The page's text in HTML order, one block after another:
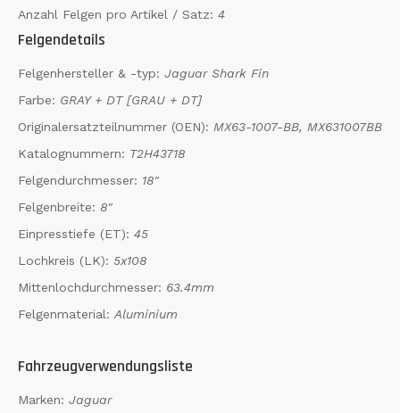
Anzahl Felgen pro Artikel / Satz: 4
Felgendetails
Felgenhersteller & -typ: Jaguar Shark Fin
Farbe: GRAY + DT [GRAU + DT]
Originalersatzteilnummer (OEN): MX63-1007-BB, MX631007BB
Katalognummern: T2H43718
Felgendurchmesser: 18"
Felgenbreite: 8"
Einpresstiefe (ET): 45
Lochkreis (LK): 5x108
Mittenlochdurchmesser: 63.4mm
Felgenmaterial: Aluminium
Fahrzeugverwendungsliste
Marken: Jaguar